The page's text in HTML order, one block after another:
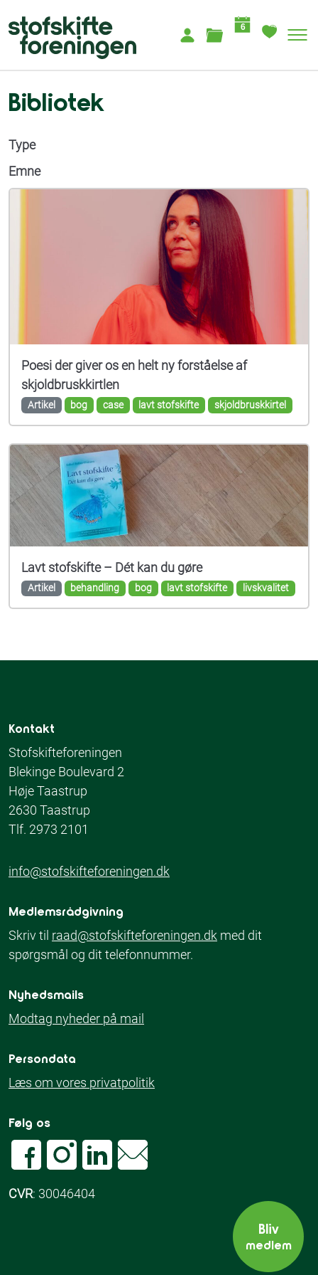
6
Bibliotek
Type
Emne
Poesi der giver os en helt ny forståelse af
skjoldbruskkirtlen
Artikel bog case lavt stofskifte skjoldbruskkirtel
Lavt stofskifte – Dét kan du gøre
Artikel behandling bog lavt stofskifte livskvalitet
Kontakt
Stofskifteforeningen
Blekinge Boulevard 2
Høje Taastrup
2630 Taastrup
Tlf. 2973 2101
info@stofskifteforeningen.dk
Medlemsrådgivning
Skriv til raad@stofskifteforeningen.dk med dit
spørgsmål og dit telefonnummer.
Nyhedsmails
Modtag nyheder på mail
Persondata
Læs om vores privatpolitik
Følg os
CVR: 30046404
Bliv
medlem